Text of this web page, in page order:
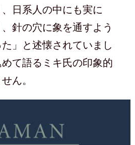
日系人の中にも実に
針の穴に象を通すよう
」と述懐されていまし
て語るミキ氏の印象的
ん。